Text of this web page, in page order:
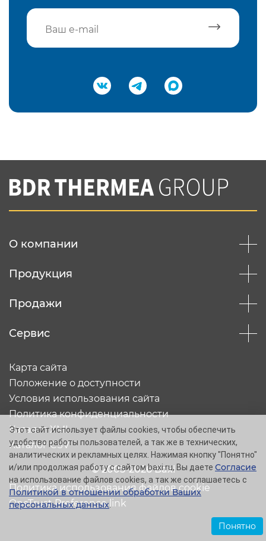
Подтвердить e-mail
Вы соглашаетесь с нашей политикой
конфеденциальности
О компании
Продукция
Продажи
Сервис
© 2005-2026 Baxi
Карта сайта
Положение о доступности
Условия использования сайта
Политика конфиденциальности
Каталог XML
Каталог CSV
Политика использования файлов cookie
OneTrust Preference link
Этот сайт использует файлы cookies, чтобы обеспечить
удобство работы пользователей, а так же в технических,
аналитических и рекламных целях. Нажимая кнопку "Понятно"
и/или продолжая работу с сайтом baxi.ru, Вы даете Согласие
на использование файлов cookies, а так же соглашаетесь с
Политикой в отношении обработки Ваших
персональных данных.
Понятно